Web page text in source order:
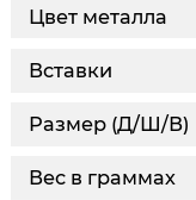
Цвет металла
Вставки
Размер (Д/Ш/В)
Вес в граммах